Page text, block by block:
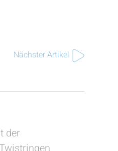
Nächster Artikel
der